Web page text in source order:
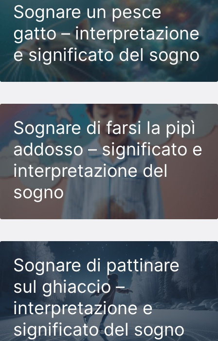
Sognare un pesce
gatto – interpretazione
e significato del sogno
Sognare di farsi la pipì
addosso – significato e
interpretazione del
sogno
Sognare di pattinare
sul ghiaccio –
interpretazione e
significato del sogno